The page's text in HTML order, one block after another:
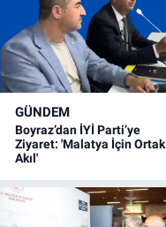
GÜNDEM
Boyraz’dan İYİ Parti’ye
Ziyaret: 'Malatya İçin Ortak
Akıl'